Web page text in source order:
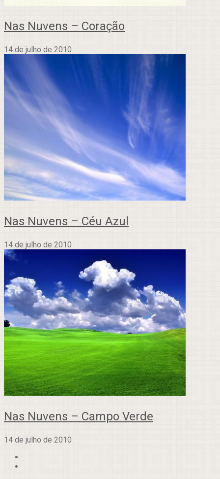
Nas Nuvens – Coração
14 de julho de 2010
Nas Nuvens – Céu Azul
14 de julho de 2010
Nas Nuvens – Campo Verde
14 de julho de 2010